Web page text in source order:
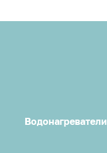
Водонагреватели